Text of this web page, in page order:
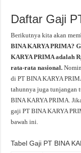
Daftar Gaji
Berikutnya kita akan
BINA KARYA PRIMA?
KARYA PRIMA adalah
rata-rata nasional.
di PT BINA KARYA
tahunnya juga tunjangan
BINA KARYA PRIMA.
gaji PT BINA KARYA
bawah ini.
Tabel Gaji PT BINA